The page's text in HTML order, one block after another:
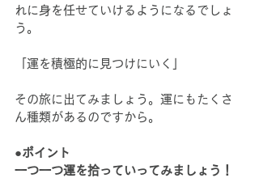
れに身を任せていけるようになるでしょ
う。
「運を積極的に見つけにいく」
その旅に出てみましょう。運にもたくさ
ん種類があるのですから。
●ポイント
一つ一つ運を拾っていってみましょう！